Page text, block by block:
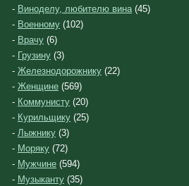
- Виноделу, любителю вина(45)
- Военному (102)
- Врачу (6)
- Грузину (3)
- Железнодорожнику (22)
- Женщине (569)
- Коммунисту (20)
- Курильщику (25)
- Лыжнику (3)
- Моряку (72)
- Мужчине (594)
- Музыканту (35)